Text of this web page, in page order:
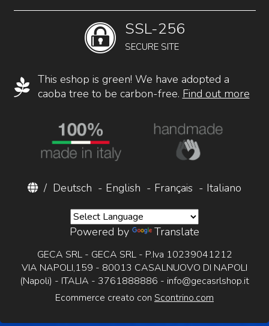
SSL-256
SECURE SITE
This eshop is green! We have adopted a
caoba tree to be carbon-free. Find out more
/ Deutsch - English - Français - Italiano
Powered by Translate
GECA SRL - GECA SRL - P.Iva 10239041212
VIA NAPOLI,159 - 80013 CASALNUOVO DI NAPOLI
(Napoli) - ITALIA - 3761888886 - info@gecasrlshop.it
Ecommerce creato con Scontrino.com